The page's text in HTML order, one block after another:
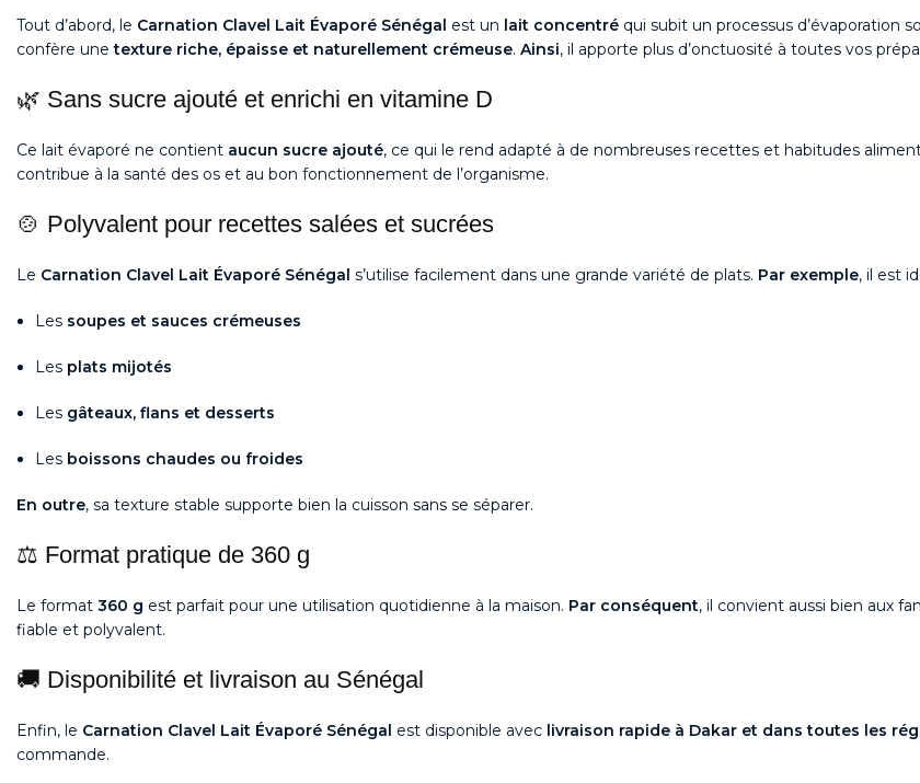
Tout d’abord, le Carnation Clavel Lait Évaporé Sénégal est un lait concentré qui subit un processus d’évaporation
confère unetexture riche, épaisse et naturellement crémeuse. Ainsi, il apporte plus d’onctuosité à toutes vos
🌿 Sans sucre ajouté et enrichi en vitamine D
Ce lait évaporé ne contient aucun sucre ajouté, ce qui le rend adapté à de nombreuses recettes et habitudes
contribue à la santé des os et au bon fonctionnement de l’organisme.
🍲 Polyvalent pour recettes salées et sucrées
Le Carnation Clavel Lait Évaporé Sénégal s’utilise facilement dans une grande variété de plats. Par exemple, il est
Les soupes et sauces crémeuses
Les plats mijotés
Les gâteaux, flans et desserts
Les boissons chaudes ou froides
En outre, sa texture stable supporte bien la cuisson sans se séparer.
⚖️ Format pratique de 360 g
Le format 360 g est parfait pour une utilisation quotidienne à la maison. Par conséquent, il convient aussi bien aux
fiable et polyvalent.
🚚 Disponibilité et livraison au Sénégal
Enfin, le Carnation Clavel Lait Évaporé Sénégal est disponible avec livraison rapide à Dakar et dans toutes les
commande.